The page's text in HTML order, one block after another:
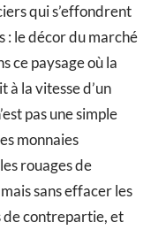
qui s’effondrent
: le décor du marché
ce paysage où la
à la vitesse d’un
pas une simple
monnaies
rouages de
sans effacer les
de contrepartie, et